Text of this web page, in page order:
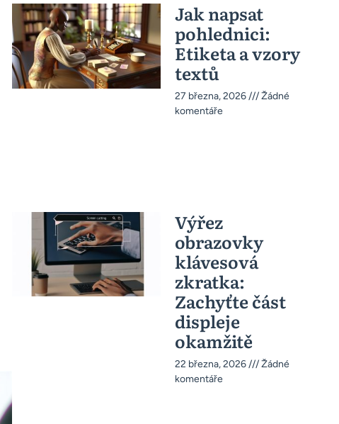
Jak napsat
pohlednici:
Etiketa a vzory
textů
27 března, 2026
Žádné
komentáře
Výřez
obrazovky
klávesová
zkratka:
Zachyťte část
displeje
okamžitě
22 března, 2026
Žádné
komentáře